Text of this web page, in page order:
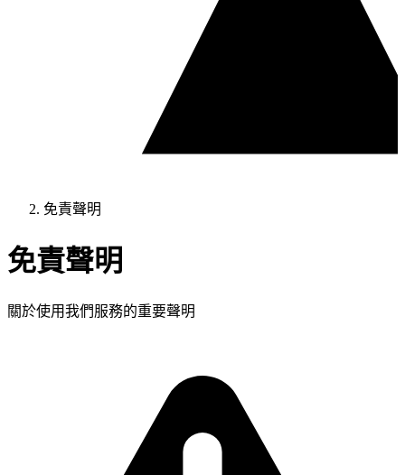
免責聲明
免責聲明
關於使用我們服務的重要聲明